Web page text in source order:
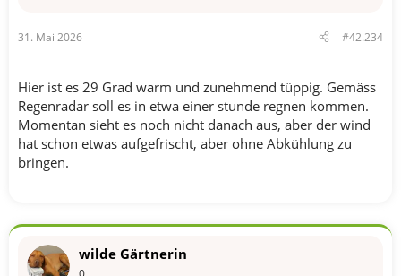
31. Mai 2026 #42.234
Hier ist es 29 Grad warm und zunehmend tüppig. Gemäss
Regenradar soll es in etwa einer stunde regnen kommen.
Momentan sieht es noch nicht danach aus, aber der wind
hat schon etwas aufgefrischt, aber ohne Abkühlung zu
bringen.
wilde Gärtnerin